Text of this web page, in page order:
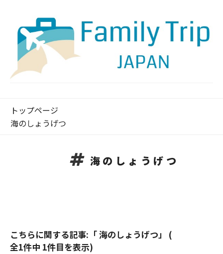
トップページ
海のしょうげつ
海のしょうげつ
こちらに関する記事:「 海のしょうげつ」 (
全1件中 1件目を表示)